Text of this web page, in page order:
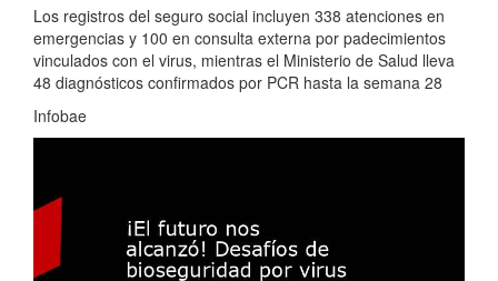
Los registros del seguro social incluyen 338 atenciones en
emergencias y 100 en consulta externa por padecimientos
vinculados con el virus, mientras el Ministerio de Salud lleva
48 diagnósticos confirmados por PCR hasta la semana 28
Infobae